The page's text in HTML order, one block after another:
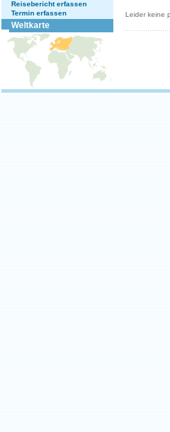
Reisebericht erfassen
Termin erfassen
Weltkarte
Leider keine